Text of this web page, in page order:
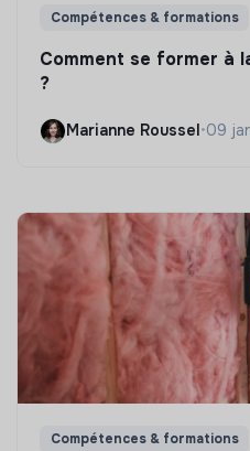
Compétences & formations
Comment se former à
?
Marianne Roussel •09
Compétences & formations